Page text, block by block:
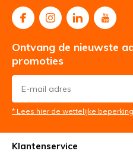
Ontvang de nieuwste
promoties
* Lees hier de wettelijke
Klantenservice